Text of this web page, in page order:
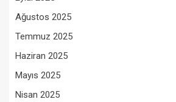
Ağustos 2025
Temmuz 2025
Haziran 2025
Mayıs 2025
Nisan 2025